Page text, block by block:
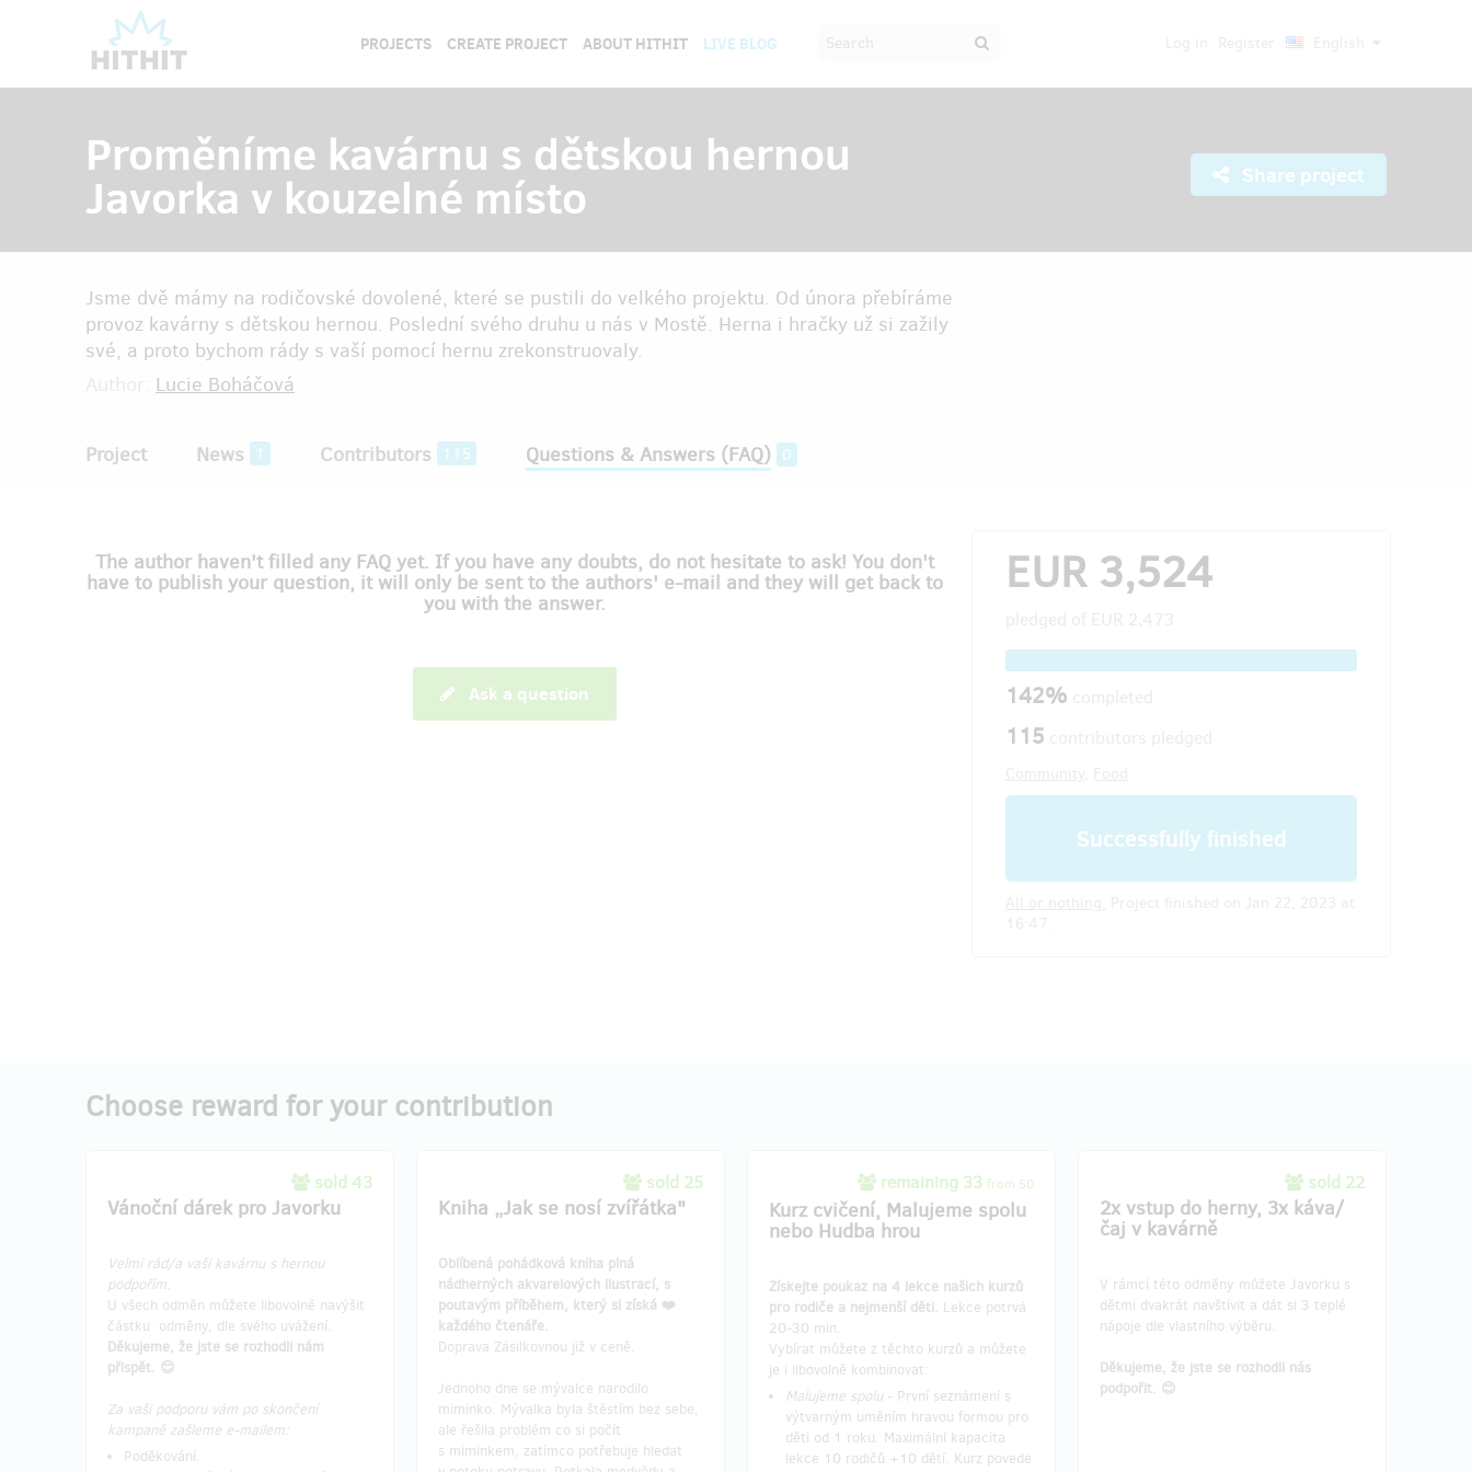
PROJECTS CREATE PROJECT ABOUT HITHIT LIVE BLOG
Proměníme kavárnu s dětskou hernou
Javorka v kouzelné místo Share project
Jsme dvě mámy na rodičovské dovolené, které se pustili do velkého projektu. Od února přebíráme
provoz kavárny s dětskou hernou. Poslední svého druhu u nás v Mostě. Herna i hračky už si zažily
své, a proto bychom rády s vaší pomocí hernu zrekonstruovaly.
Lucie Boháčová
Project News 1 Contributors 115 Questions & Answers (FAQ) 0
The author haven't filled any FAQ yet. If you have any doubts, do not hesitate to ask! You don't
have to publish your question, it will only be sent to the authors' e-mail and they will get back to
you with the answer.
Ask a question
EUR 3,524
142%
115
Successfully finished
Choose reward for your contribution
sold 43
Vánoční dárek pro Javorku
Velmi rád/a vaši kavárnu s hernou
podpořím.
U všech odměn můžete libovolně navýšit
částku odměny, dle svého uvážení.
Děkujeme, že jste se rozhodli nám
přispět. 😊
Za vaši podporu vám po skončení
kampaně zašleme e-mailem:
Poděkování.
sold 25
Kniha „Jak se nosí zvířátka"
Oblíbená pohádková kniha plná
nádherných akvarelových ilustrací, s
poutavým příběhem, který si získá ❤️
každého čtenáře.
Doprava Zásilkovnou již v ceně.
Jednoho dne se mývalce narodilo
miminko. Mývalka byla štěstím bez sebe,
ale řešila problém co si počít
s miminkem, zatímco potřebuje hledat
remaining 33 from 50
Kurz cvičení, Malujeme spolu
nebo Hudba hrou
Získejte poukaz na 4 lekce našich kurzů
pro rodiče a nejmenší děti. Lekce potrvá
20-30 min.
Vybírat můžete z těchto kurzů a můžete
je i libovolně kombinovat:
Malujeme spolu - První seznámení s
výtvarným uměním hravou formou pro
děti od 1 roku. Maximální kapacita
lekce 10 rodičů +10 dětí. Kurz povede
sold 22
2x vstup do herny, 3x káva/
čaj v kavárně
V rámci této odměny můžete Javorku s
dětmi dvakrát navštívit a dát si 3 teplé
nápoje dle vlastního výběru.
Děkujeme, že jste se rozhodli nás
podpořit. 😊